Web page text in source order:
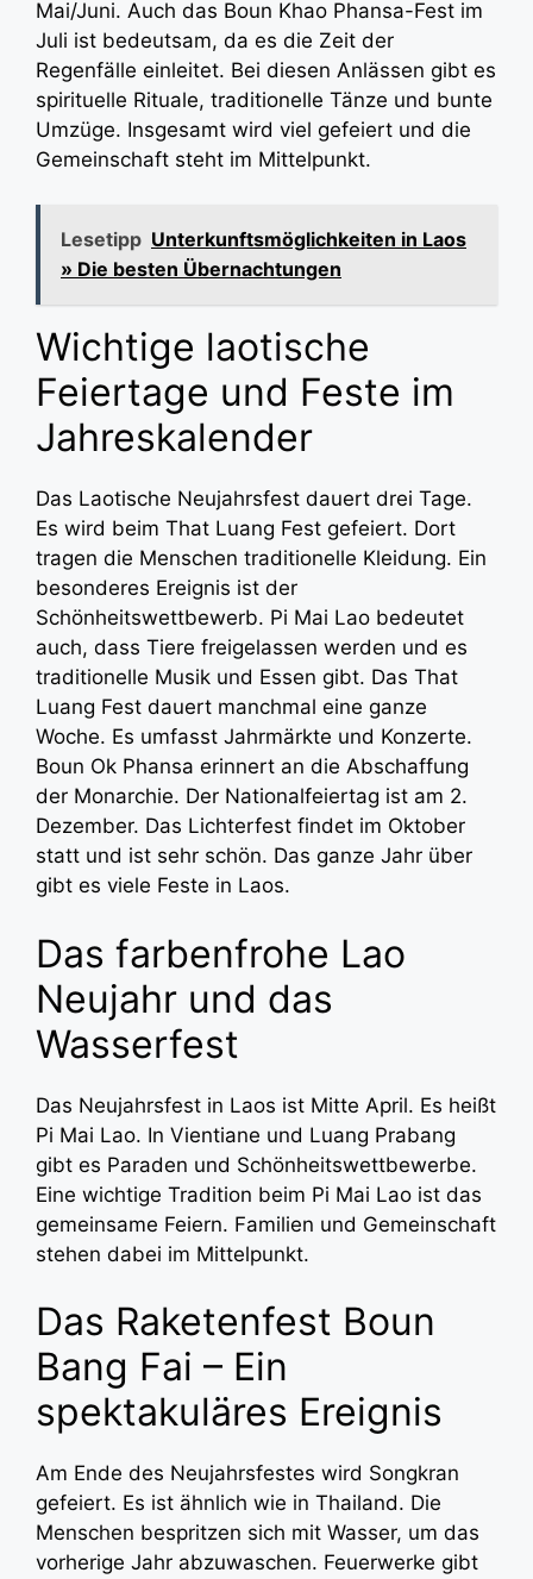
Mai/Juni. Auch das Boun Khao Phansa-Fest im
Juli ist bedeutsam, da es die Zeit der
Regenfälle einleitet. Bei diesen Anlässen gibt es
spirituelle Rituale, traditionelle Tänze und bunte
Umzüge. Insgesamt wird viel gefeiert und die
Gemeinschaft steht im Mittelpunkt.
Lesetipp Unterkunftsmöglichkeiten in Laos
» Die besten Übernachtungen
Wichtige laotische
Feiertage und Feste im
Jahreskalender
Das Laotische Neujahrsfest dauert drei Tage.
Es wird beim That Luang Fest gefeiert. Dort
tragen die Menschen traditionelle Kleidung. Ein
besonderes Ereignis ist der
Schönheitswettbewerb. Pi Mai Lao bedeutet
auch, dass Tiere freigelassen werden und es
traditionelle Musik und Essen gibt. Das That
Luang Fest dauert manchmal eine ganze
Woche. Es umfasst Jahrmärkte und Konzerte.
Boun Ok Phansa erinnert an die Abschaffung
der Monarchie. Der Nationalfeiertag ist am 2.
Dezember. Das Lichterfest findet im Oktober
statt und ist sehr schön. Das ganze Jahr über
gibt es viele Feste in Laos.
Das farbenfrohe Lao
Neujahr und das
Wasserfest
Das Neujahrsfest in Laos ist Mitte April. Es heißt
Pi Mai Lao. In Vientiane und Luang Prabang
gibt es Paraden und Schönheitswettbewerbe.
Eine wichtige Tradition beim Pi Mai Lao ist das
gemeinsame Feiern. Familien und Gemeinschaft
stehen dabei im Mittelpunkt.
Das Raketenfest Boun
Bang Fai – Ein
spektakuläres Ereignis
Am Ende des Neujahrsfestes wird Songkran
gefeiert. Es ist ähnlich wie in Thailand. Die
Menschen bespritzen sich mit Wasser, um das
vorherige Jahr abzuwaschen. Feuerwerke gibt